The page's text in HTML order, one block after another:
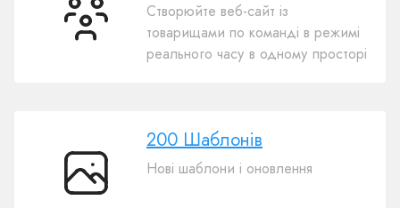
Співпраця
Створюйте веб-сайт із
товарищами по команді в режимі
реального часу в одному просторі
200
200 Шаблонів
Нові шаблони і оновлення